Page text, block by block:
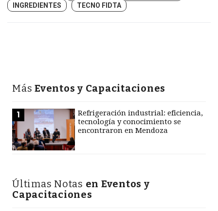
INGREDIENTES
TECNO FIDTA
Más Eventos y Capacitaciones
1
Refrigeración industrial: eficiencia,
tecnología y conocimiento se
encontraron en Mendoza
Últimas Notas en Eventos y
Capacitaciones